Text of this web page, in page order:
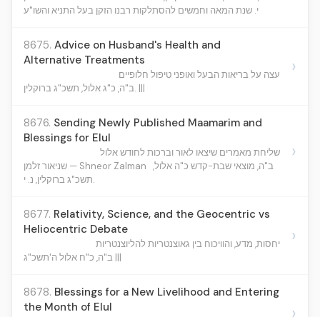
י. שנת המאה וחמשים להסתלקות רבנו הזקן בעל התניא והשו"ע
8675. Advice on Husband's Health and
Alternative Treatments
עצה על בריאות הבעל ואופני טיפול חלופיים
ב"ה, כ"ג אלול, תשכ"ג ברוקלין. |||
›
8676. Sending Newly Published Maamarim and
Blessings for Elul
שליחת מאמרים שיצאו לאור וברכות לחודש אלול
שניאור זלמן — Shneor Zalman ב"ה, מוצאי שבת-קדש כ"ה אלול,
תשכ"ג ברוקלין, נ. י.
›
8677. Relativity, Science, and the Geocentric vs
Heliocentric Debate
יחסות, מדע, והוויכוח בין גאוצנטריות להליוצנטריות
ב"ה, כ"ח אלול ה'תשכ"ג |||
›
8678. Blessings for a New Livelihood and Entering
the Month of Elul